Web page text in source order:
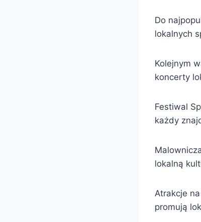
Do
lokalnych
Kolejnym
koncerty
Festiwal
każdy
lokalną
Atrakcje
promują